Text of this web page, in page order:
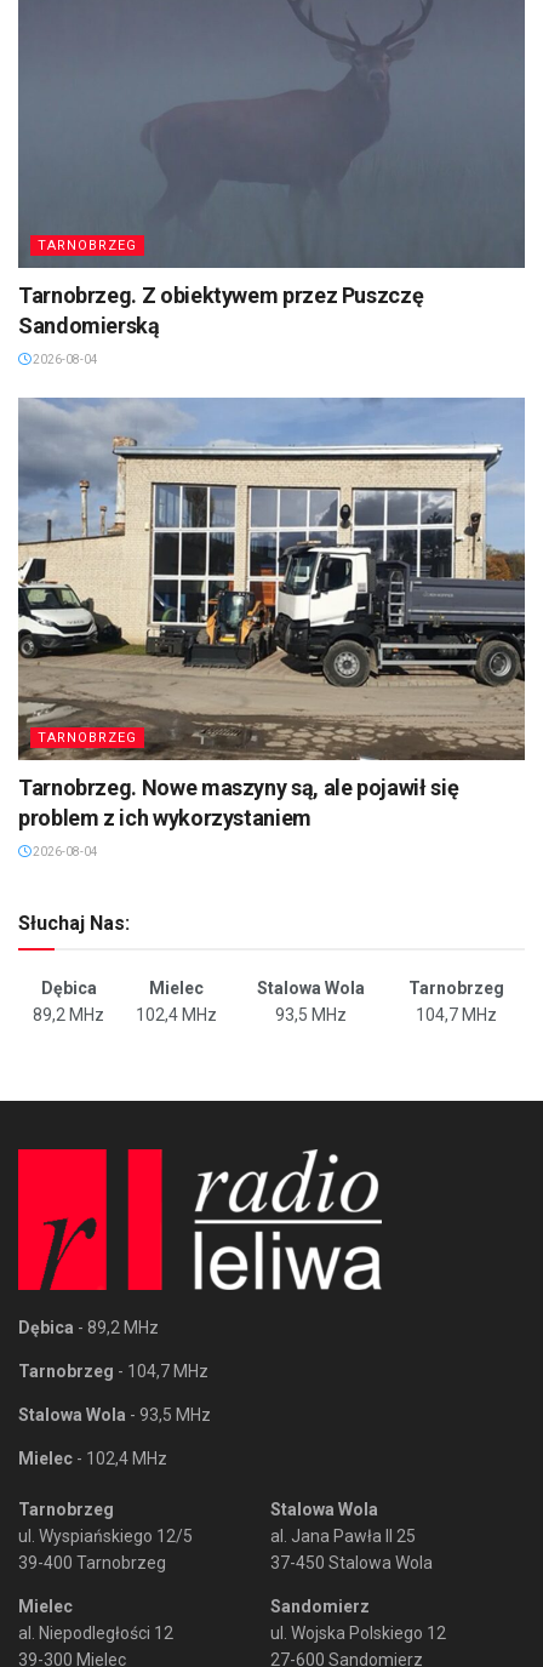
TARNOBRZEG
Tarnobrzeg. Z obiektywem przez Puszczę
Sandomierską
2026-08-04
TARNOBRZEG
Tarnobrzeg. Nowe maszyny są, ale pojawił się
problem z ich wykorzystaniem
2026-08-04
Słuchaj Nas:
Dębica Mielec Stalowa Wola
Tarnobrzeg
89,2 MHz
102,4 MHz 93,5 MHz 104,7 MHz
Dębica - 89,2 MHz
Tarnobrzeg - 104,7 MHz
Stalowa Wola - 93,5 MHz
Mielec - 102,4 MHz
Tarnobrzeg
ul. Wyspiańskiego 12/5
39-400 Tarnobrzeg
Mielec
al. Niepodległości 12
39-300 Mielec
Stalowa Wola
al. Jana Pawła II 25
37-450 Stalowa Wola
Sandomierz
ul. Wojska Polskiego 12
27-600 Sandomierz